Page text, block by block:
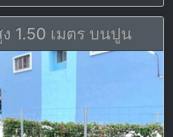
1.50 เมตร บนปูน